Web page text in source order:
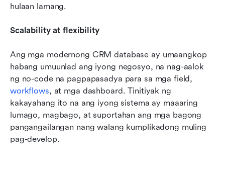
hulaan lamang.
Scalability at flexibility
Ang mga modernong CRM database ay umaangkop
habang umuunlad ang iyong negosyo, na nag-aalok
workflows, at mga dashboard. Tinitiyak ng
kakayahang ito na ang iyong sistema ay maaaring
lumago, magbago, at suportahan ang mga bagong
pangangailangan nang walang kumplikadong muling
pag-develop.